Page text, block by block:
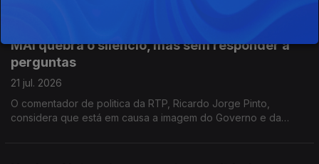
MAI quebra o silêncio, mas sem responder a
perguntas
21 jul. 2026
O comentador de politica da RTP, Ricardo Jorge Pinto,
considera que está em causa a imagem do Governo e da